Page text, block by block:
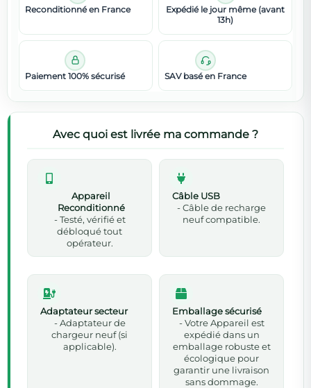
Reconditionné en France
Expédié le jour même (avant
13h)
Paiement 100% sécurisé SAV basé en France
Avec quoi est livrée ma commande ?
Appareil
Reconditionné
- Testé, vérifié et
débloqué tout
opérateur.
Câble USB
- Câble de recharge
neuf compatible.
Adaptateur secteur
- Adaptateur de
chargeur neuf (si
applicable).
Emballage sécurisé
- Votre Appareil est
expédié dans un
emballage robuste et
écologique pour
garantir une livraison
sans dommage.